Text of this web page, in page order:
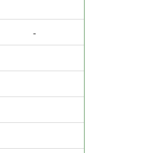
-